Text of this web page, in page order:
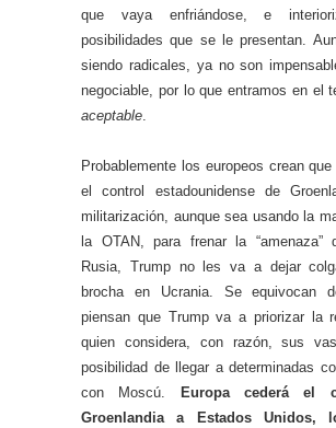
que vaya enfriándose, e
posibilidades que se le presentan.
siendo radicales, ya no son
negociable, por lo que entramos en el
aceptable.
Probablemente los europeos crean
el control estadounidense de
militarización, aunque sea usando la
la OTAN, para frenar la “amenaza”
Rusia, Trump no les va a dejar
brocha en Ucrania. Se equivocan
piensan que Trump va a priorizar la
quien considera, con razón, sus
posibilidad de llegar a determinadas
con Moscú.
Europa cederá el
Groenlandia a Estados Unidos,